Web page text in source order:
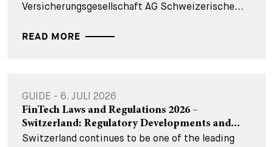
Versicherungsgesellschaft AG Schweizerische...
READ MORE
GUIDE - 6. JULI 2026
FinTech Laws and Regulations 2026 –
Switzerland: Regulatory Developments and...
Switzerland continues to be one of the leading